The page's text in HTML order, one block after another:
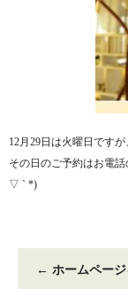
12月29日は火曜日です
その日のご予約はお電
▽ ` *)
← ホームペー